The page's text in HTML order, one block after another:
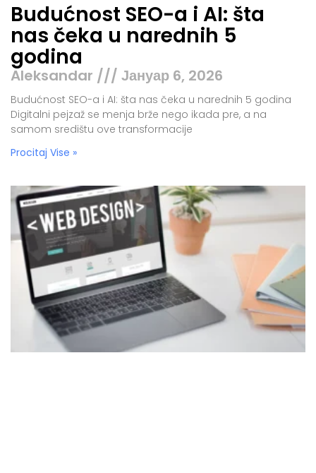
Budućnost SEO-a i AI: šta
nas čeka u narednih 5
godina
Aleksandar Јануар 6, 2026
Budućnost SEO-a i AI: šta nas čeka u narednih 5 godina
Digitalni pejzaž se menja brže nego ikada pre, a na
samom središtu ove transformacije
Procitaj Vise »